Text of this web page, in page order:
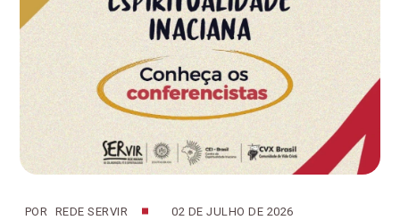
POR REDE SERVIR 02 DE JULHO DE 2026